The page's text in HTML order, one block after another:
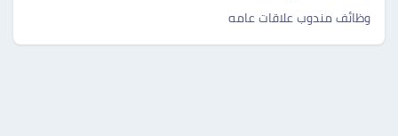
وظائف مندوب علاقات عامه